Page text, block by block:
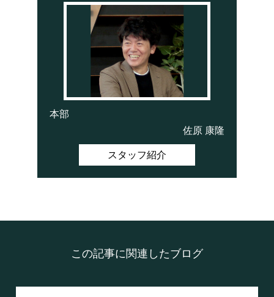
本部
佐原 康隆
スタッフ紹介
この記事に関連したブログ